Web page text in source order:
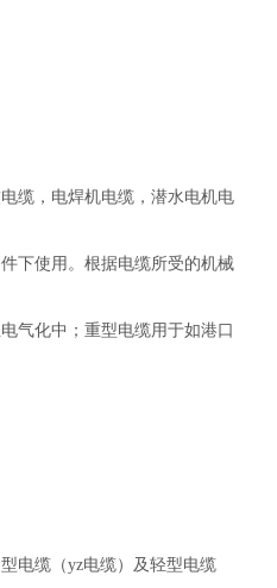
缆，电焊机电缆，潜水电机电
下使用。根据电缆所受的机械
气化中；重型电缆用于如港口
电缆（yz电缆）及轻型电缆